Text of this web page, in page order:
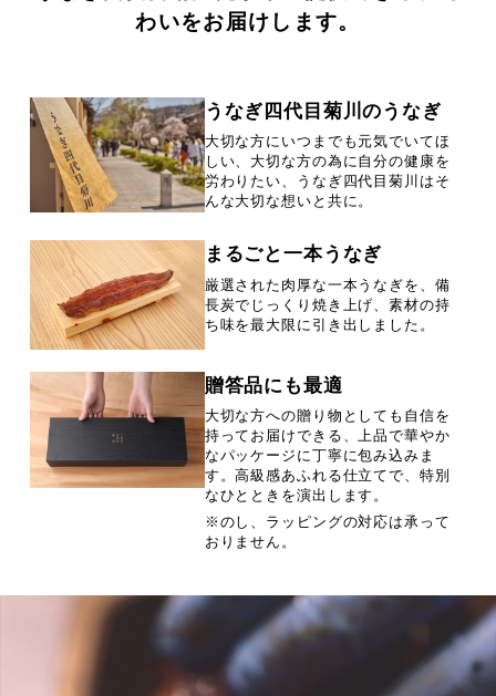
わいをお届けします。
うなぎ四代目菊川のうなぎ
大切な方にいつまでも元気でいてほ
しい、大切な方の為に自分の健康を
労わりたい、うなぎ四代目菊川はそ
んな大切な想いと共に。
まるごと一本うなぎ
厳選された肉厚な一本うなぎを、備
長炭でじっくり焼き上げ、素材の持
ち味を最大限に引き出しました。
贈答品にも最適
大切な方への贈り物としても自信を
持ってお届けできる、上品で華やか
なパッケージに丁寧に包み込みま
す。高級感あふれる仕立てで、特別
なひとときを演出します。
※のし、ラッピングの対応は承って
おりません。